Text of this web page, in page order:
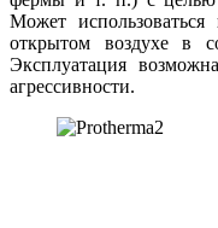
Может
открытом воздухе в
Эксплуатация
агрессивности.